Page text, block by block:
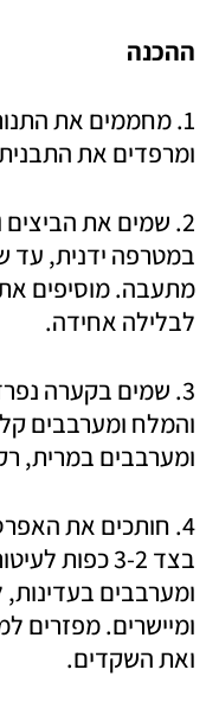
ההכנה
ומרפדים את התבנית
לבלילה אחידה.
ומערבבים במרית,
ואת השקדים.